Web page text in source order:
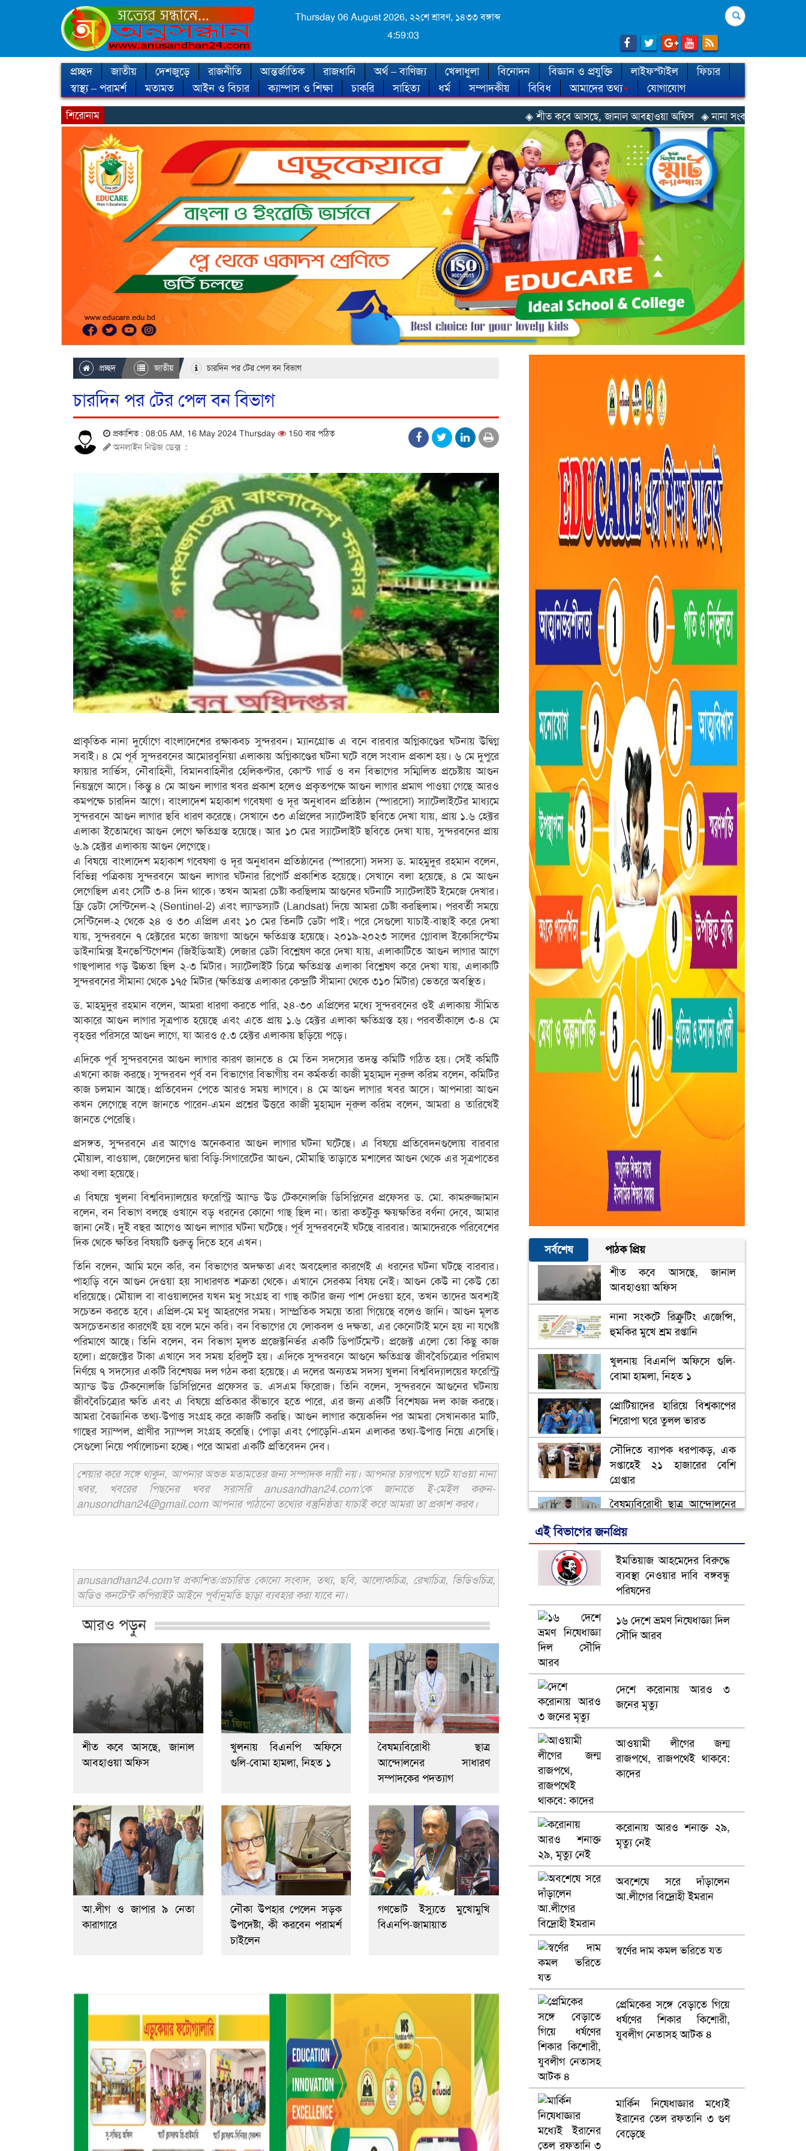
Thursday 06 August 2026, ২২শে শ্রাবণ, ১৪৩৩ বঙ্গাব্দ
4:59:05
Search
প্রচ্ছদ জাতীয় দেশজুড়ে রাজনীতি আন্তর্জাতিক রাজধানি অর্থ – বাণিজ্য খেলাধুলা বিনোদন বিজ্ঞান ও প্রযুক্তি লাইফস্টাইল
ফিচার
স্বাস্থ্য – পরামর্শ
মতামত আইন ও বিচার ক্যাম্পাস ও শিক্ষা চাকরি সাহিত্য ধর্ম সম্পাদকীয় বিবিধ আমাদের তথ্য যোগাযোগ
শিরোনাম ◈ শীত কবে আসছে, জানাল আবহাওয়া অফিস ◈ নানা সংকটে রিক্রুটিং এজেন্সি, হুমকির মুখে শ্রম
প্রচ্ছদ জাতীয় চারদিন পর টের পেল বন বিভাগ
চারদিন পর টের পেল বন বিভাগ
প্রকাশিত : 08:05 AM, 16 May 2024 Thursday 150 বার পঠিত
অনলাইন নিউজ ডেক্স :
প্রাকৃতিক নানা দুর্যোগে বাংলাদেশের রক্ষাকবচ সুন্দরবন। ম্যানগ্রোভ এ বনে বারবার অগ্নিকাণ্ডের ঘটনায় উদ্বিগ্ন
সবাই। ৪ মে পূর্ব সুন্দরবনের আমোরবুনিয়া এলাকায় অগ্নিকাণ্ডের ঘটনা ঘটে বলে সংবাদ প্রকাশ হয়। ৬ মে দুপুরে
ফায়ার সার্ভিস, নৌবাহিনী, বিমানবাহিনীর হেলিকপ্টার, কোস্ট গার্ড ও বন বিভাগের সম্মিলিত প্রচেষ্টায় আগুন
নিয়ন্ত্রণে আসে। কিন্তু ৪ মে আগুন লাগার খবর প্রকাশ হলেও প্রকৃতপক্ষে আগুন লাগার প্রমাণ পাওয়া গেছে আরও
কমপক্ষে চারদিন আগে। বাংলাদেশ মহাকাশ গবেষণা ও দূর অনুধাবন প্রতিষ্ঠান (স্পারসো) স্যাটেলাইটের মাধ্যমে
সুন্দরবনে আগুন লাগার ছবি ধারণ করেছে। সেখানে ৩০ এপ্রিলের স্যাটেলাইট ছবিতে দেখা যায়, প্রায় ১.৬ হেক্টর
এলাকা ইতোমধ্যে আগুন লেগে ক্ষতিগ্রস্ত হয়েছে। আর ১০ মের স্যাটেলাইট ছবিতে দেখা যায়, সুন্দরবনের প্রায়
৬.৯ হেক্টর এলাকায় আগুন লেগেছে।
এ বিষয়ে বাংলাদেশ মহাকাশ গবেষণা ও দূর অনুধাবন প্রতিষ্ঠানের (স্পারসো) সদস্য ড. মাহমুদুর রহমান বলেন,
বিভিন্ন পত্রিকায় সুন্দরবনে আগুন লাগার ঘটনার রিপোর্ট প্রকাশিত হয়েছে। সেখানে বলা হয়েছে, ৪ মে আগুন
লেগেছিল এবং সেটি ৩-৪ দিন থাকে। তখন আমরা চেষ্টা করছিলাম আগুনের ঘটনাটি স্যাটেলাইট ইমেজে দেখার।
ফ্রি ডেটা সেন্টিনেল-২ (Sentinel-2) এবং ল্যান্ডস্যাট (Landsat) দিয়ে আমরা চেষ্টা করছিলাম। পরবর্তী সময়ে
সেন্টিনেল-২ থেকে ২৪ ও ৩০ এপ্রিল এবং ১০ মের তিনটি ডেটা পাই। পরে সেগুলো যাচাই-বাছাই করে দেখা
যায়, সুন্দরবনে ৭ হেক্টরের মতো জায়গা আগুনে ক্ষতিগ্রস্ত হয়েছে। ২০১৯-২০২৩ সালের গ্লোবাল ইকোসিস্টেম
ডাইনামিক্স ইনভেস্টিগেশন (জিইডিআই) লেজার ডেটা বিশ্লেষণ করে দেখা যায়, এলাকাটিতে আগুন লাগার আগে
গাছপালার গড় উচ্চতা ছিল ২-৩ মিটার। স্যাটেলাইট চিত্রে ক্ষতিগ্রস্ত এলাকা বিশ্লেষণ করে দেখা যায়, এলাকাটি
সুন্দরবনের সীমানা থেকে ১৭৫ মিটার (ক্ষতিগ্রস্ত এলাকার কেন্দ্রটি সীমানা থেকে ৩১০ মিটার) ভেতরে অবস্থিত।
ড. মাহমুদুর রহমান বলেন, আমরা ধারণা করতে পারি, ২৪-৩০ এপ্রিলের মধ্যে সুন্দরবনের ওই এলাকায় সীমিত
আকারে আগুন লাগার সূত্রপাত হয়েছে এবং এতে প্রায় ১.৬ হেক্টর এলাকা ক্ষতিগ্রস্ত হয়। পরবর্তীকালে ৩-৪ মে
বৃহত্তর পরিসরে আগুন লাগে, যা আরও ৫.৩ হেক্টর এলাকায় ছড়িয়ে পড়ে।
এদিকে পূর্ব সুন্দরবনের আগুন লাগার কারণ জানতে ৪ মে তিন সদস্যের তদন্ত কমিটি গঠিত হয়। সেই কমিটি
এখনো কাজ করছে। সুন্দরবন পূর্ব বন বিভাগের বিভাগীয় বন কর্মকর্তা কাজী মুহাম্মদ নূরুল করিম বলেন, কমিটির
কাজ চলমান আছে। প্রতিবেদন পেতে আরও সময় লাগবে। ৪ মে আগুন লাগার খবর আসে। আপনারা আগুন
কখন লেগেছে বলে জানতে পারেন-এমন প্রশ্নের উত্তরে কাজী মুহাম্মদ নূরুল করিম বলেন, আমরা ৪ তারিখেই
জানতে পেরেছি।
প্রসঙ্গত, সুন্দরবনে এর আগেও অনেকবার আগুন লাগার ঘটনা ঘটেছে। এ বিষয়ে প্রতিবেদনগুলোয় বারবার
মৌয়াল, বাওয়াল, জেলেদের দ্বারা বিড়ি-সিগারেটের আগুন, মৌমাছি তাড়াতে মশালের আগুন থেকে এর সূত্রপাতের
কথা বলা হয়েছে।
এ বিষয়ে খুলনা বিশ্ববিদ্যালয়ের ফরেস্ট্রি অ্যান্ড উড টেকনোলজি ডিসিপ্লিনের প্রফেসর ড. মো. কামরুজ্জামান
বলেন, বন বিভাগ বলছে ওখানে বড় ধরনের কোনো গাছ ছিল না। তারা কতটুকু ক্ষয়ক্ষতির বর্ণনা দেবে, আমার
জানা নেই। দুই বছর আগেও আগুন লাগার ঘটনা ঘটেছে। পূর্ব সুন্দরবনেই ঘটছে বারবার। আমাদেরকে পরিবেশের
দিক থেকে ক্ষতির বিষয়টি গুরুত্ব দিতে হবে এখন।
তিনি বলেন, আমি মনে করি, বন বিভাগের অদক্ষতা এবং অবহেলার কারণেই এ ধরনের ঘটনা ঘটছে বারবার।
পাহাড়ি বনে আগুন দেওয়া হয় সাধারণত শত্রুতা থেকে। এখানে সেরকম বিষয় নেই। আগুন কেউ না কেউ তো
ধরিয়েছে। মৌয়াল বা বাওয়ালদের যখন মধু সংগ্রহ বা গাছ কাটার জন্য পাশ দেওয়া হবে, তখন তাদের অবশ্যই
সচেতন করতে হবে। এপ্রিল-মে মধু আহরণের সময়। সাম্প্রতিক সময়ে তারা গিয়েছে বলেও জানি। আগুন মূলত
অসচেতনতার কারণেই হয় বলে মনে করি। বন বিভাগের যে লোকবল ও দক্ষতা, এর কেনোটাই মনে হয় না যথেষ্ট
পরিমাণে আছে। তিনি বলেন, বন বিভাগ মূলত প্রজেক্টনির্ভর একটি ডিপার্টমেন্ট। প্রজেক্ট এলো তো কিছু কাজ
হলো। প্রজেক্টের টাকা এখানে সব সময় হরিলুট হয়। এদিকে সুন্দরবনে আগুনে ক্ষতিগ্রস্ত জীববৈচিত্র্যের পরিমাণ
নির্ণয়ে ৭ সদস্যের একটি বিশেষজ্ঞ দল গঠন করা হয়েছে। এ দলের অন্যতম সদস্য খুলনা বিশ্ববিদ্যালয়ের ফরেস্ট্রি
অ্যান্ড উড টেকনোলজি ডিসিপ্লিনের প্রফেসর ড. এসএম ফিরোজ। তিনি বলেন, সুন্দরবনে আগুনের ঘটনায়
জীববৈচিত্র্যের ক্ষতি এবং এ বিষয়ে প্রতিকার কীভাবে হতে পারে, এর জন্য একটি বিশেষজ্ঞ দল কাজ করছে।
আমরা বৈজ্ঞানিক তথ্য-উপাত্ত সংগ্রহ করে কাজটি করছি। আগুন লাগার কয়েকদিন পর আমরা সেখানকার মাটি,
গাছের স্যাম্পল, প্রাণীর স্যাম্পল সংগ্রহ করেছি। পোড়া এবং পোড়েনি-এমন এলাকর তথ্য-উপাত্ত নিয়ে এসেছি।
সেগুলো নিয়ে পর্যালোচনা হচ্ছে। পরে আমরা একটি প্রতিবেদন দেব।
শেয়ার করে সঙ্গে থাকুন, আপনার অশুভ মতামতের জন্য সম্পাদক দায়ী নয়। আপনার চারপাশে ঘটে যাওয়া নানা
খবর, খবরের পিছনের খবর সরাসরি anusandhan24.com'কে জানাতে ই-মেইল করুন-
anusondhan24@gmail.com আপনার পাঠানো তথ্যের বস্তুনিষ্ঠতা যাচাই করে আমরা তা প্রকাশ করব।
anusandhan24.com'র প্রকাশিত/প্রচারিত কোনো সংবাদ, তথ্য, ছবি, আলোকচিত্র, রেখাচিত্র, ভিডিওচিত্র,
অডিও কনটেন্ট কপিরাইট আইনে পূর্বানুমতি ছাড়া ব্যবহার করা যাবে না।
আরও পড়ুন
শীত কবে আসছে, জানাল
আবহাওয়া অফিস
খুলনায় বিএনপি অফিসে
গুলি-বোমা হামলা, নিহত ১
বৈষম্যবিরোধী ছাত্র
আন্দোলনের সাধারণ
সম্পাদকের পদত্যাগ
আ.লীগ ও জাপার ৯ নেতা
কারাগারে
নৌকা উপহার পেলেন সড়ক
উপদেষ্টা, কী করবেন পরামর্শ
চাইলেন
গণভোট ইস্যুতে মুখোমুখি
বিএনপি-জামায়াত
সর্বশেষ
পাঠক প্রিয়
শীত কবে আসছে, জানাল
আবহাওয়া অফিস
নানা সংকটে রিক্রুটিং এজেন্সি,
হুমকির মুখে শ্রম রপ্তানি
খুলনায় বিএনপি অফিসে গুলি-
বোমা হামলা, নিহত ১
প্রোটিয়াদের হারিয়ে বিশ্বকাপের
শিরোপা ঘরে তুলল ভারত
সৌদিতে ব্যাপক ধরপাকড়, এক
সপ্তাহেই ২১ হাজারের বেশি
গ্রেপ্তার
বৈষম্যবিরোধী ছাত্র আন্দোলনের
ভিউ বাড়াতে রাম দা হাতে
ফেসবুকে ভিডিও পোস্ট শিক্ষকের
আ.লীগ ও জাপার ৯ নেতা
কারাগারে
ভারতে ভয়াবহ সড়ক দুর্ঘটনা,
হলিউডে নতুন প্রেমের গুঞ্জন
এই বিভাগের জনপ্রিয়
ইমতিয়াজ আহমেদের বিরুদ্ধে
ব্যবস্থা নেওয়ার দাবি বঙ্গবন্ধু
পরিষদের
১৬ দেশে ভ্রমণ নিষেধাজ্ঞা দিল
সৌদি আরব
দেশে করোনায় আরও ৩
জনের মৃত্যু
আওয়ামী লীগের জন্ম
রাজপথে, রাজপথেই থাকবে:
কাদের
করোনায় আরও শনাক্ত ২৯,
মৃত্যু নেই
অবশেষে সরে দাঁড়ালেন
আ.লীগের বিদ্রোহী ইমরান
স্বর্ণের দাম কমল ভরিতে যত
প্রেমিকের সঙ্গে বেড়াতে গিয়ে
ধর্ষণের শিকার কিশোরী,
যুবলীগ নেতাসহ আটক ৪
মার্কিন নিষেধাজ্ঞার মধ্যেই
ইরানের তেল রফতানি ৩ গুণ
বেড়েছে